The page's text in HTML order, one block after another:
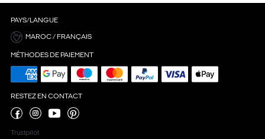
PAYS/LANGUE
MAROC / FRANÇAIS
MÉTHODES DE PAIEMENT
RESTEZ EN CONTACT
Trustpilot